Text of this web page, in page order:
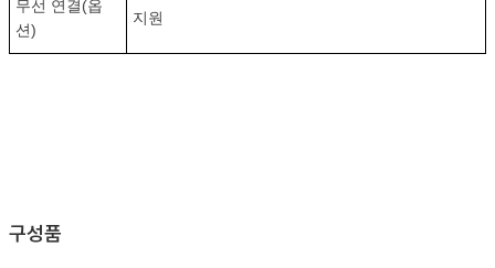
무선 연결(옵
션)
지원
구성품